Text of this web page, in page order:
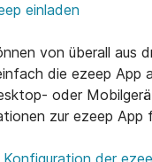
einladen
von überall aus
die ezeep App
oder
zur ezeep App
der